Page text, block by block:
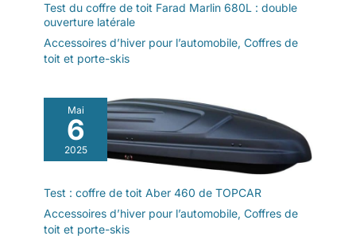
Test du coffre de toit Farad Marlin 680L : double
ouverture latérale
Accessoires d’hiver pour l’automobile, Coffres de
toit et porte-skis
Mai
6
2025
Test : coffre de toit Aber 460 de TOPCAR
Accessoires d’hiver pour l’automobile, Coffres de
toit et porte-skis